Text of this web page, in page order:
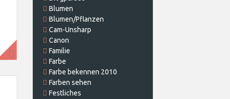
Blumen
Blumen/Pflanzen
Cam-Unsharp
Canon
Familie
Farbe
Farbe bekennen 2010
Farben sehen
Festliches